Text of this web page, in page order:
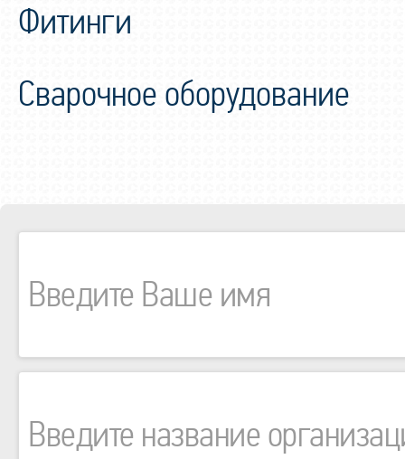
Фитинги
Сварочное оборудование